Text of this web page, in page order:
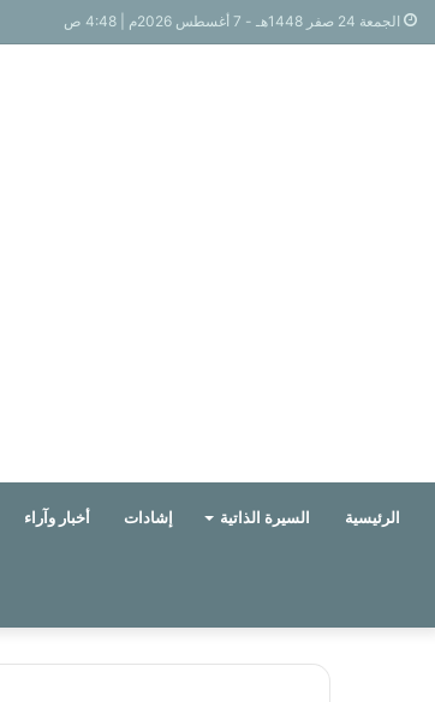
الجمعة 24 صفر 1448هـ - 7 أغسطس 2026م | 4:48 ص
الرئيسية السيرة الذاتية إشادات أخبار وآراء